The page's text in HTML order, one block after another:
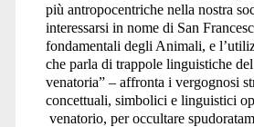
più antropocentriche nella nostra
interessarsi in nome di San
fondamentali degli Animali, e
che parla di trappole linguistiche
venatoria” – affronta i vergognosi
concettuali, simbolici e linguistici
venatorio, per occultare